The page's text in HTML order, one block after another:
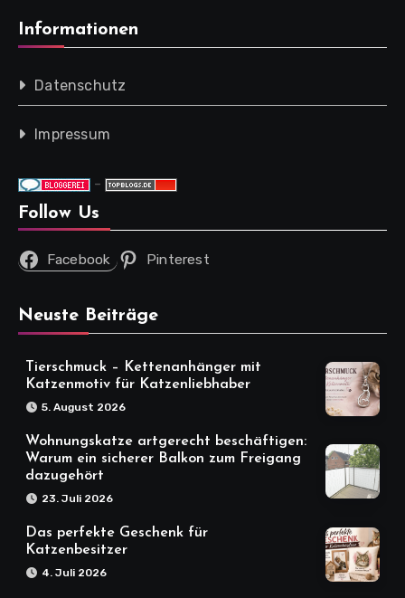
Informationen
Datenschutz
Impressum
-
Follow Us
Facebook Pinterest
Neuste Beiträge
Tierschmuck – Kettenanhänger mit
Katzenmotiv für Katzenliebhaber
5. August 2026
Wohnungskatze artgerecht beschäftigen:
Warum ein sicherer Balkon zum Freigang
dazugehört
23. Juli 2026
Das perfekte Geschenk für
Katzenbesitzer
4. Juli 2026